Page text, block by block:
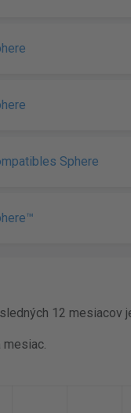
Sphere
12 mesiacov
mesiac.